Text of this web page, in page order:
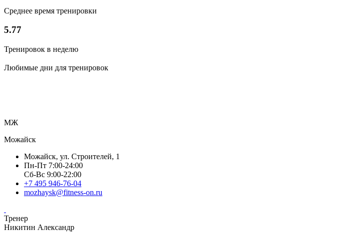
Среднее время тренировки
5.77
Тренировок в неделю
Любимые дни для тренировок
МЖ
Можайск
Можайск, ул. Строителей, 1
Пн-Пт 7:00-24:00
Сб-Вс 9:00-22:00
+7 495 946-76-04
mozhaysk@fitness-on.ru
Тренер
Никитин Александр